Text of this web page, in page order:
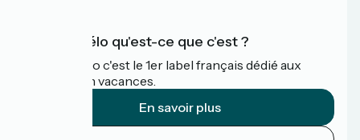
Accueil Vélo qu'est-ce que c'est ?
Accueil Vélo c'est le 1er label français dédié aux
cyclistes en vacances.
En savoir plus